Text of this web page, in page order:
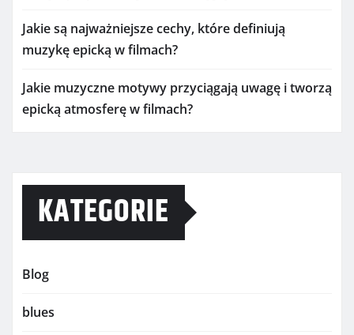
Jakie są najważniejsze cechy, które definiują
muzykę epicką w filmach?
Jakie muzyczne motywy przyciągają uwagę i tworzą
epicką atmosferę w filmach?
KATEGORIE
Blog
blues